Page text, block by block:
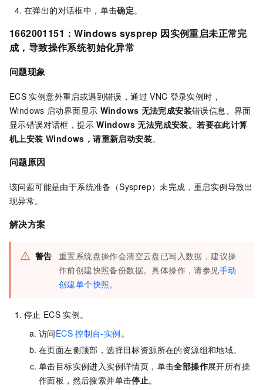
在弹出的对话框中，单击确定。
1662001151：Windows sysprep 因实例重启未正常完
成，导致操作系统初始化异常
问题现象
ECS 实例意外重启或遇到错误，通过 VNC 登录实例时，
Windows 启动界面显示 Windows 无法完成安装错误信息。界面
显示错误对话框，提示 Windows 无法完成安装。若要在此计算
机上安装 Windows，请重新启动安装。
问题原因
该问题可能是由于系统准备（Sysprep）未完成，重启实例导致出
现异常。
解决方案
警告 重置系统盘操作会清空云盘已写入数据，建议操
作前创建快照备份数据。具体操作，请参见手动
创建单个快照。
停止 ECS 实例。
访问ECS 控制台-实例。
在页面左侧顶部，选择目标资源所在的资源组和地域。
单击目标实例进入实例详情页，单击全部操作展开所有操
作面板，然后搜索并单击停止。